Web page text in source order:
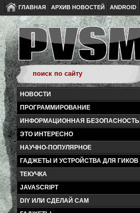
ГЛАВНАЯ АРХИВ НОВОСТЕЙ ANDROID
НОВОСТИ
ПРОГРАММИРОВАНИЕ
ИНФОРМАЦИОННАЯ БЕЗОПАСНОСТЬ
ЭТО ИНТЕРЕСНО
НАУЧНО-ПОПУЛЯРНОЕ
ГАДЖЕТЫ И УСТРОЙСТВА ДЛЯ ГИКОВ
ТЕКУЧКА
JAVASCRIPT
DIY ИЛИ СДЕЛАЙ САМ